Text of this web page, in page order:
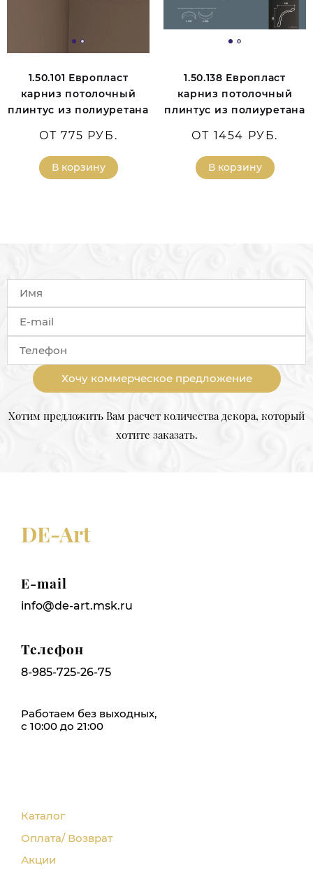
1.50.101 Европласт
карниз потолочный
плинтус из полиуретана
ОТ 775 РУБ.
В корзину
1.50.138 Европласт
карниз потолочный
плинтус из полиуретана
ОТ 1454 РУБ.
В корзину
Хочу коммерческое предложение
Хотим предложить Вам расчет количества декора, который
хотите заказать.
DE-Art
E-mail
info@de-art.msk.ru
Телефон
8-985-725-26-75
Работаем без выходных,
с 10:00 до 21:00
Каталог
Оплата/ Возврат
Акции